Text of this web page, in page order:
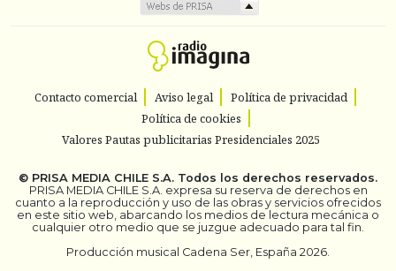
Contacto comercial Aviso legal
Política de privacidad
Política de cookies
Valores Pautas publicitarias Presidenciales 2025
© PRISA MEDIA CHILE S.A. Todos los derechos reservados.
PRISA MEDIA CHILE S.A. expresa su reserva de derechos en
cuanto a la reproducción y uso de las obras y servicios ofrecidos
en este sitio web, abarcando los medios de lectura mecánica o
cualquier otro medio que se juzgue adecuado para tal fin.
Producción musical Cadena Ser, España 2026.